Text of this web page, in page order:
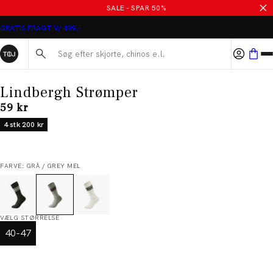
SALE - SPAR 50%
GRATIS FRAGT V/ 499,-
Søg her...
Lindbergh Strømper
I alt (inkl. rabat)
59 kr
4 stk 200 kr
FARVE: GRÅ / GREY MEL
VÆLG STØRRELSE
40-47